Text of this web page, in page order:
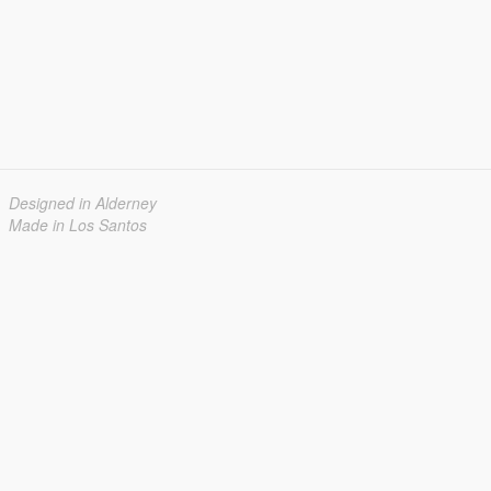
Designed in Alderney
Made in Los Santos